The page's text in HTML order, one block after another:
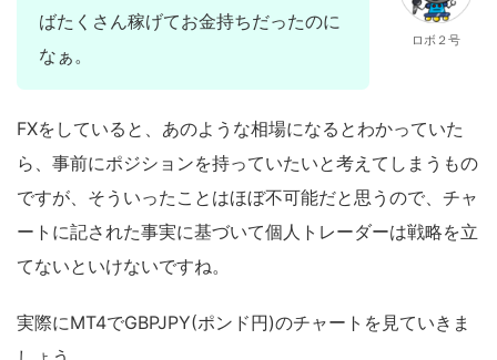
ばたくさん稼げてお金持ちだったのに
なぁ。
ロボ２号
FXをしていると、あのような相場になるとわかっていた
ら、事前にポジションを持っていたいと考えてしまうもの
ですが、そういったことはほぼ不可能だと思うので、チャ
ートに記された事実に基づいて個人トレーダーは戦略を立
てないといけないですね。
実際にMT4でGBPJPY(ポンド円)のチャートを見ていきま